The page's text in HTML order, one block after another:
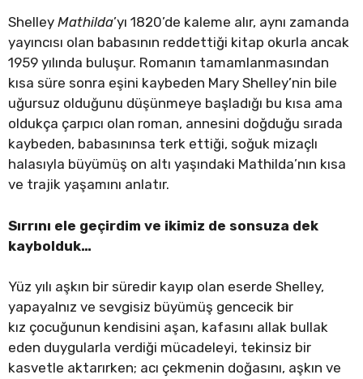
Shelley Mathilda’yı 1820’de kaleme alır, aynı zamanda
yayıncısı olan babasının reddettiği kitap okurla ancak
1959 yılında buluşur. Romanın tamamlanmasından
kısa süre sonra eşini kaybeden Mary Shelley’nin bile
uğursuz olduğunu düşünmeye başladığı bu kısa ama
oldukça çarpıcı olan roman, annesini doğduğu sırada
kaybeden, babasınınsa terk ettiği, soğuk mizaçlı
halasıyla büyümüş on altı yaşındaki Mathilda’nın kısa
ve trajik yaşamını anlatır.
Sırrını ele geçirdim ve ikimiz de sonsuza dek
kaybolduk…
Yüz yılı aşkın bir süredir kayıp olan eserde Shelley,
yapayalnız ve sevgisiz büyümüş gencecik bir
kız çocuğunun kendisini aşan, kafasını allak bullak
eden duygularla verdiği mücadeleyi, tekinsiz bir
kasvetle aktarırken; acı çekmenin doğasını, aşkın ve